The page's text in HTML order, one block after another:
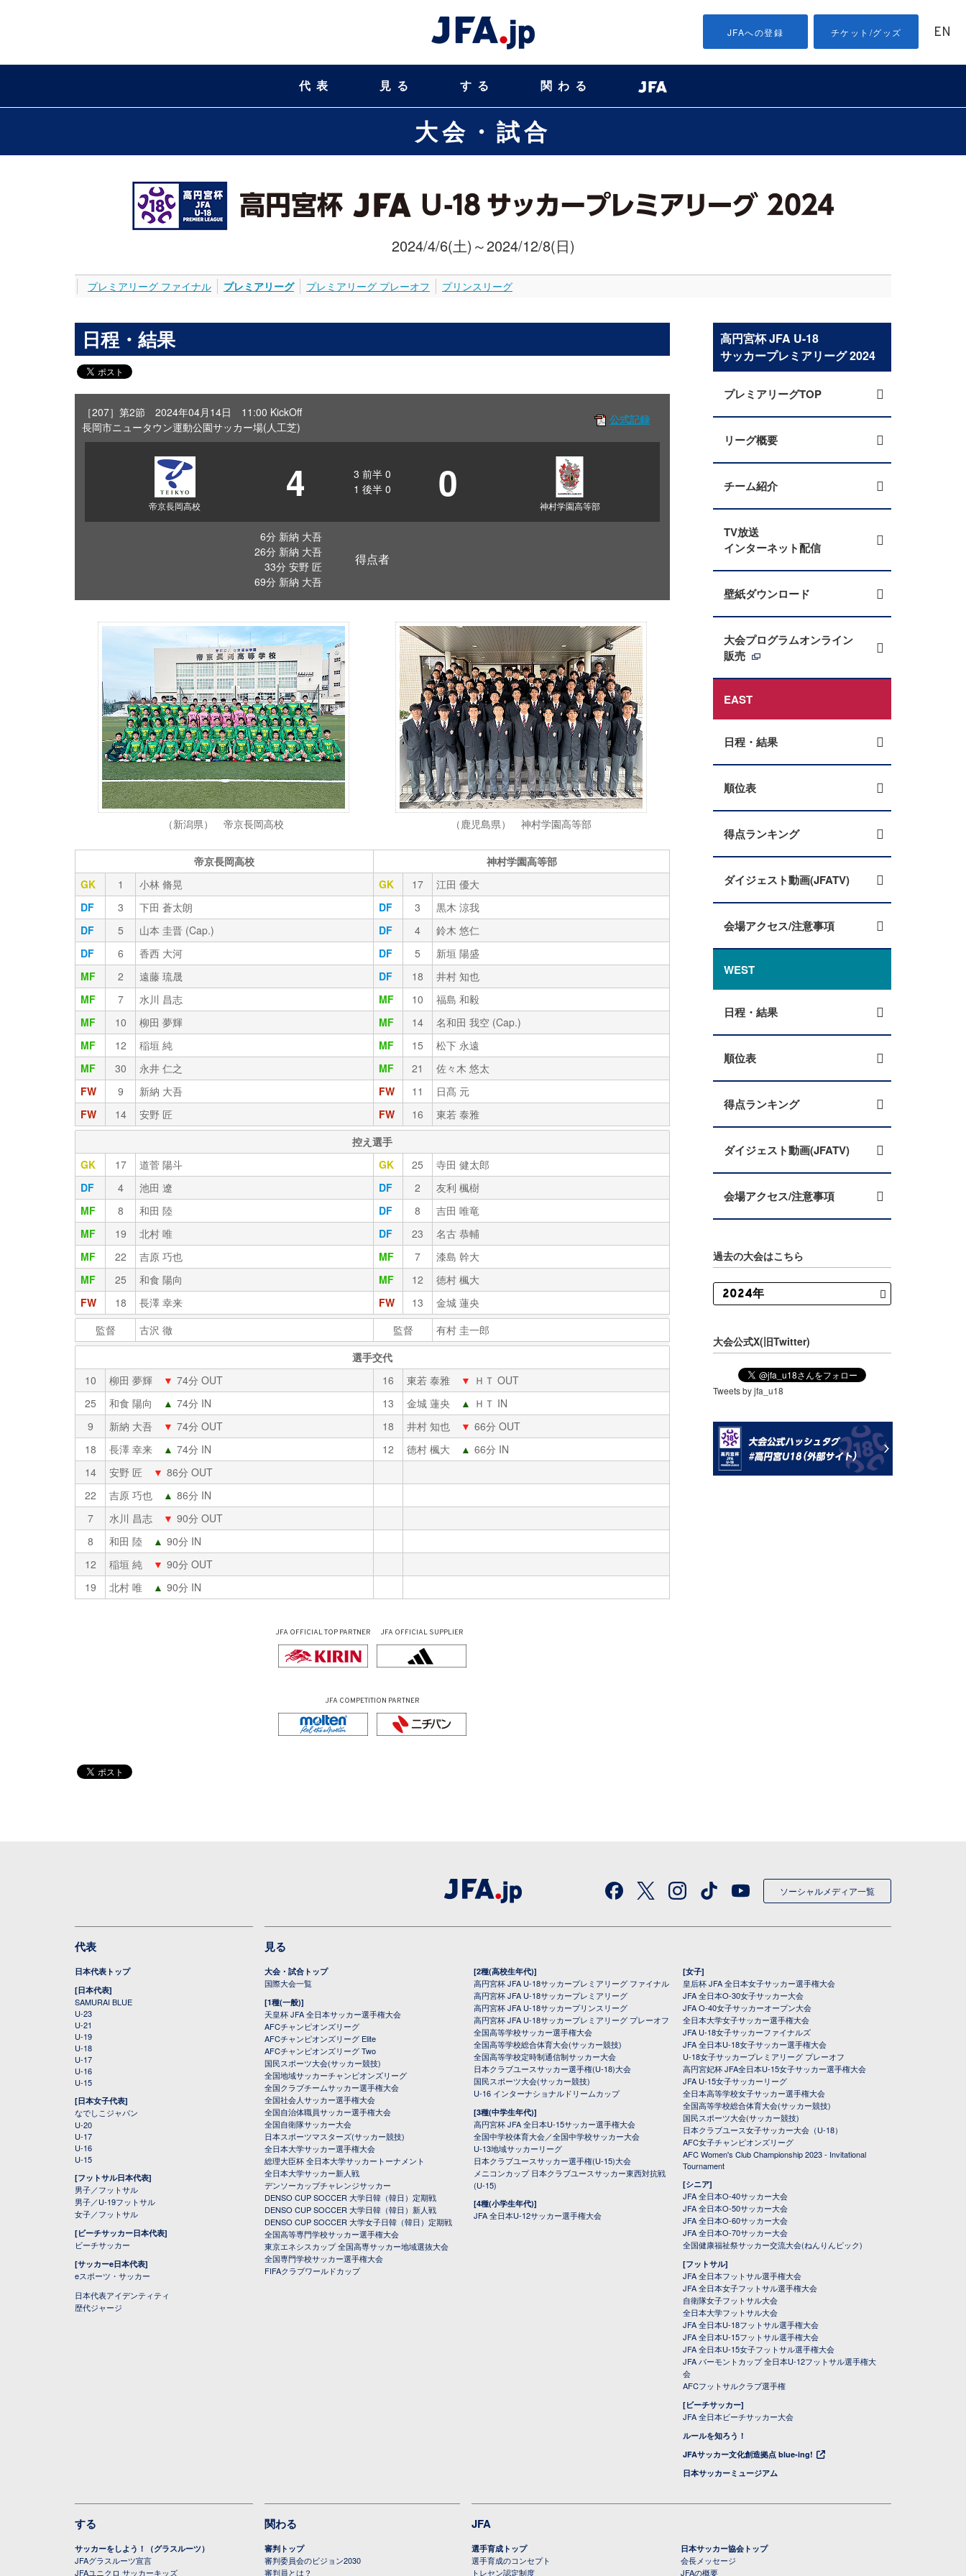
JFAへの登録 チケット/グッズ EN
代表 見る する 関わる
大会・試合
2024/4/6(土)～2024/12/8(日)
プレミアリーグ ファイナル プレミアリーグ プレミアリーグ プレーオフ プリンスリーグ
日程・結果
［207］第2節 2024年04月14日 11:00 KickOff
長岡市ニュータウン運動公園サッカー場(人工芝)
公式記録
帝京長岡高校 4 3 前半 0
1 後半 0 0 神村学園高等部
6分 新納 大吾
26分 新納 大吾
33分 安野 匠
69分 新納 大吾
得点者
（新潟県） 帝京長岡高校 （鹿児島県） 神村学園高等部
帝京長岡高校
神村学園高等部
GK
1 小林 脩晃 GK 17
江田 優大
DF
3 下田 蒼太朗 DF 3
黒木 涼我
DF
5 山本 圭晋 (Cap.) DF 4
鈴木 悠仁
DF
6 香西 大河 DF 5
新垣 陽盛
MF
2 遠藤 琉晟 DF 18
井村 知也
MF
7 水川 昌志 MF 10
福島 和毅
MF
10 柳田 夢輝 MF 14
名和田 我空 (Cap.)
MF
12 稲垣 純 MF 15
松下 永遠
MF
30 永井 仁之 MF 21
佐々木 悠太
FW
9 新納 大吾 FW 11
日髙 元
FW
14 安野 匠 FW 16
東若 泰雅
控え選手
GK
17 道菅 陽斗 GK 25
寺田 健太郎
DF
4 池田 遼 DF 2
友利 楓樹
MF
8 和田 陸 DF 8
吉田 唯竜
MF
19 北村 唯 DF 23
名古 恭輔
MF
22 吉原 巧也 MF 7
漆島 幹大
MF
25 和食 陽向 MF 12
徳村 楓大
FW
18 長澤 幸来 FW 13
金城 蓮央
監督
古沢 徹 監督
有村 圭一郎
選手交代
10
柳田 夢輝 ▼ 74分 OUT 16 東若 泰雅 ▼ ＨＴ OUT
25
和食 陽向 ▲ 74分 IN 13 金城 蓮央 ▲ ＨＴ IN
9
新納 大吾 ▼ 74分 OUT 18 井村 知也 ▼ 66分 OUT
18
長澤 幸来 ▲ 74分 IN 12 徳村 楓大 ▲ 66分 IN
14
安野 匠 ▼ 86分 OUT
22
吉原 巧也 ▲ 86分 IN
7
水川 昌志 ▼ 90分 OUT
8
和田 陸 ▲ 90分 IN
12
稲垣 純 ▼ 90分 OUT
19
北村 唯 ▲ 90分 IN
JFA OFFICIALTOP PARTNER JFA OFFICIAL SUPPLIER
JFA COMPETITION PARTNER
高円宮杯 JFA U-18
サッカープレミアリーグ 2024
プレミアリーグTOP
リーグ概要
チーム紹介
TV放送
インターネット配信
壁紙ダウンロード
大会プログラムオンライン
販売
EAST
日程・結果
順位表
得点ランキング
ダイジェスト動画(JFATV)
会場アクセス/注意事項
WEST
日程・結果
順位表
得点ランキング
ダイジェスト動画(JFATV)
会場アクセス/注意事項
過去の大会はこちら
大会公式X(旧Twitter)
Tweets by jfa_u18
ソーシャルメディア一覧
代表
日本代表トップ
[日本代表]
SAMURAI BLUE
U-23
U-21
U-19
U-18
U-17
U-16
U-15
[日本女子代表]
なでしこジャパン
U-20
U-17
U-16
U-15
[フットサル日本代表]
男子／フットサル
男子／U-19フットサル
女子／フットサル
[ビーチサッカー日本代表]
ビーチサッカー
[サッカーe日本代表]
eスポーツ・サッカー
日本代表アイデンティティ
歴代ジャージ
見る
大会・試合トップ
国際大会一覧
[1種(一般)]
天皇杯 JFA 全日本サッカー選手権大会
AFCチャンピオンズリーグ
AFCチャンピオンズリーグ Elite
AFCチャンピオンズリーグ Two
国民スポーツ大会(サッカー競技)
全国地域サッカーチャンピオンズリーグ
全国クラブチームサッカー選手権大会
全国社会人サッカー選手権大会
全国自治体職員サッカー選手権大会
全国自衛隊サッカー大会
日本スポーツマスターズ(サッカー競技)
全日本大学サッカー選手権大会
総理大臣杯 全日本大学サッカートーナメント
全日本大学サッカー新人戦
デンソーカップチャレンジサッカー
DENSO CUP SOCCER 大学日韓（韓日）定期戦
DENSO CUP SOCCER 大学日韓（韓日）新人戦
DENSO CUP SOCCER 大学女子日韓（韓日）定期戦
全国高等専門学校サッカー選手権大会
東京エネシスカップ 全国高専サッカー地域選抜大会
全国専門学校サッカー選手権大会
FIFAクラブワールドカップ
[2種(高校生年代)]
高円宮杯 JFA U-18サッカープレミアリーグ ファイナル
高円宮杯 JFA U-18サッカープレミアリーグ
高円宮杯 JFA U-18サッカープリンスリーグ
高円宮杯 JFA U-18サッカープレミアリーグ プレーオフ
全国高等学校サッカー選手権大会
全国高等学校総合体育大会(サッカー競技)
全国高等学校定時制通信制サッカー大会
日本クラブユースサッカー選手権(U-18)大会
国民スポーツ大会(サッカー競技)
U-16 インターナショナルドリームカップ
[3種(中学生年代)]
高円宮杯 JFA 全日本U-15サッカー選手権大会
全国中学校体育大会／全国中学校サッカー大会
U-13地域サッカーリーグ
日本クラブユースサッカー選手権(U-15)大会
メニコンカップ 日本クラブユースサッカー東西対抗戦
(U-15)
[4種(小学生年代)]
JFA 全日本U-12サッカー選手権大会
[女子]
皇后杯 JFA 全日本女子サッカー選手権大会
JFA 全日本O-30女子サッカー大会
JFA O-40女子サッカーオープン大会
全日本大学女子サッカー選手権大会
JFA U-18女子サッカーファイナルズ
JFA 全日本U-18女子サッカー選手権大会
U-18女子サッカープレミアリーグ プレーオフ
高円宮妃杯 JFA全日本U-15女子サッカー選手権大会
JFA U-15女子サッカーリーグ
全日本高等学校女子サッカー選手権大会
全国高等学校総合体育大会(サッカー競技)
国民スポーツ大会(サッカー競技)
日本クラブユース女子サッカー大会（U-18）
AFC女子チャンピオンズリーグ
AFC Women's Club Championship 2023 - Invitational
Tournament
[シニア]
JFA 全日本O-40サッカー大会
JFA 全日本O-50サッカー大会
JFA 全日本O-60サッカー大会
JFA 全日本O-70サッカー大会
全国健康福祉祭サッカー交流大会(ねんりんピック)
[フットサル]
JFA 全日本フットサル選手権大会
JFA 全日本女子フットサル選手権大会
自衛隊女子フットサル大会
全日本大学フットサル大会
JFA 全日本U-18フットサル選手権大会
JFA 全日本U-15フットサル選手権大会
JFA 全日本U-15女子フットサル選手権大会
JFA バーモントカップ 全日本U-12フットサル選手権大
会
AFCフットサルクラブ選手権
[ビーチサッカー]
JFA 全日本ビーチサッカー大会
ルールを知ろう！
JFAサッカー文化創造拠点 blue-ing!
日本サッカーミュージアム
する
サッカーをしよう！（グラスルーツ）
JFAグラスルーツ宣言
JFAユニクロ サッカーキッズ
関わる
審判トップ
審判委員会のビジョン2030
審判員とは？
JFA
選手育成トップ
選手育成のコンセプト
トレセン認定制度
日本サッカー協会トップ
会長メッセージ
JFAの概要